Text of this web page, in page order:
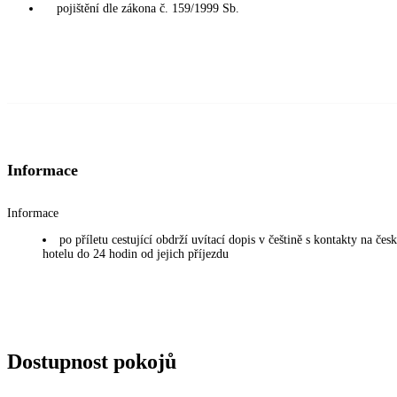
pojištění dle zákona č. 159/1999 Sb.
Informace
Informace
po příletu cestující obdrží uvítací dopis v češtině s kontakty na
hotelu do 24 hodin od jejich příjezdu
Dostupnost pokojů